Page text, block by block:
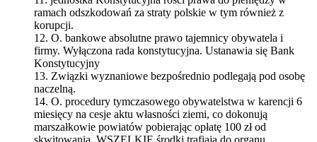
ramach odszkodowań za straty polskie w tym również z
korupcji.
12. O. bankowe absolutne prawo tajemnicy obywatela i
firmy. Wyłączona rada konstytucyjna. Ustanawia się Bank
Konstytucyjny
13. Związki wyznaniowe bezpośrednio podlegają pod osobę
naczelną.
14. O. procedury tymczasowego obywatelstwa w karencji 6
miesięcy na cesje aktu własności ziemi, co dokonują
marszałkowie powiatów pobierając opłatę 100 zł od
skwitowania. WSZELKIE środki trafiają do organu